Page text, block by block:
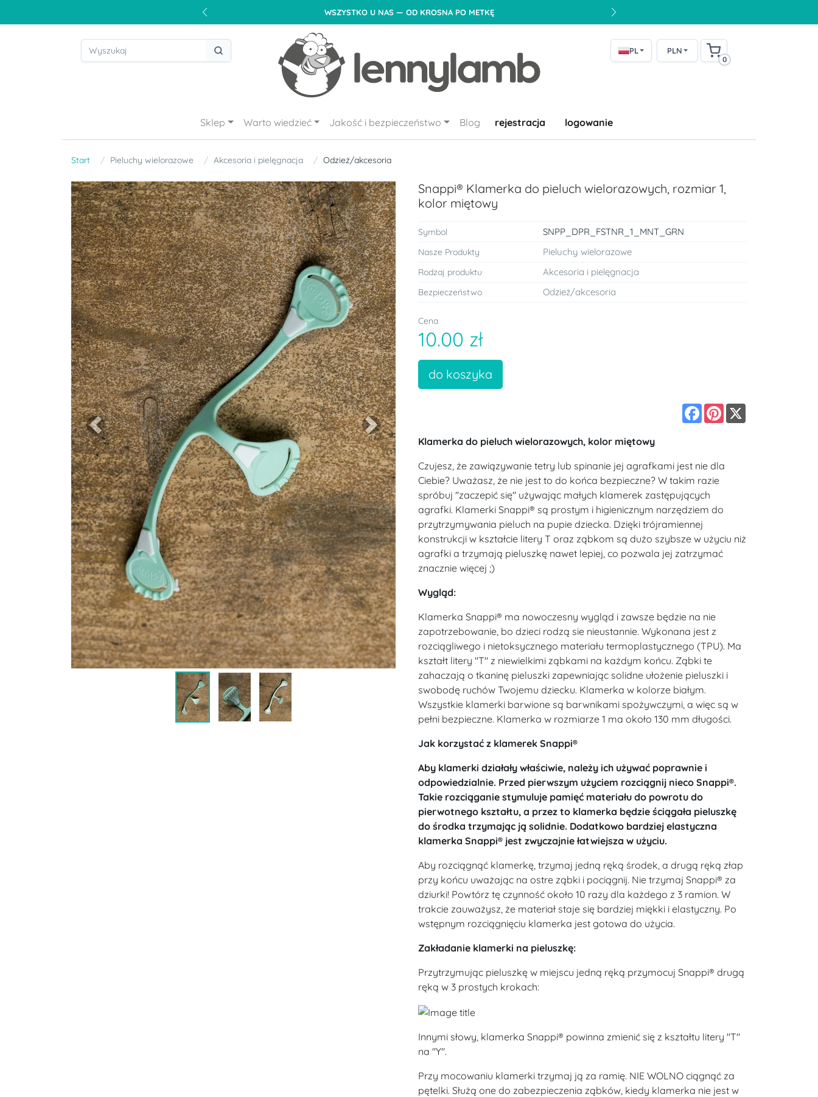
WSZYSTKO U NAS — OD KROSNA PO METKĘ
PL PLN
0
Sklep Warto wiedzieć Jakość i bezpieczeństwo Blog rejestracja logowanie
Start Pieluchy wielorazowe Akcesoria i pielęgnacja Odzież/akcesoria
Previous Next
Snappi® Klamerka do pieluch wielorazowych, rozmiar 1,
kolor miętowy
Symbol SNPP_DPR_FSTNR_1_MNT_GRN
Nasze Produkty Pieluchy wielorazowe
Rodzaj produktu Akcesoria i pielęgnacja
Bezpieczeństwo Odzież/akcesoria
Cena
10.00 zł
do koszyka
Facebook
Pinterest
Klamerka do pieluch wielorazowych, kolor miętowy
Czujesz, że zawiązywanie tetry lub spinanie jej agrafkami jest nie dla
Ciebie? Uważasz, że nie jest to do końca bezpieczne? W takim razie
spróbuj "zaczepić się" używając małych klamerek zastępujących
agrafki. Klamerki Snappi® są prostym i higienicznym narzędziem do
przytrzymywania pieluch na pupie dziecka. Dzięki trójramiennej
konstrukcji w kształcie litery T oraz ząbkom są dużo szybsze w użyciu niż
agrafki a trzymają pieluszkę nawet lepiej, co pozwala jej zatrzymać
znacznie więcej ;)
Wygląd:
Klamerka Snappi® ma nowoczesny wygląd i zawsze będzie na nie
zapotrzebowanie, bo dzieci rodzą sie nieustannie. Wykonana jest z
rozciągliwego i nietoksycznego materiału termoplastycznego (TPU). Ma
kształt litery "T" z niewielkimi ząbkami na każdym końcu. Ząbki te
zahaczają o tkaninę pieluszki zapewniając solidne ułożenie pieluszki i
swobodę ruchów Twojemu dziecku. Klamerka w kolorze białym.
Wszystkie klamerki barwione są barwnikami spożywczymi, a więc są w
pełni bezpieczne. Klamerka w rozmiarze 1 ma około 130 mm długości.
Jak korzystać z klamerek Snappi®
Aby klamerki działały właściwie, należy ich używać poprawnie i
odpowiedzialnie. Przed pierwszym użyciem rozciągnij nieco Snappi®.
Takie rozciąganie stymuluje pamięć materiału do powrotu do
pierwotnego kształtu, a przez to klamerka będzie ściągała pieluszkę
do środka trzymając ją solidnie. Dodatkowo bardziej elastyczna
klamerka Snappi® jest zwyczajnie łatwiejsza w użyciu.
Aby rozciągnąć klamerkę, trzymaj jedną ręką środek, a drugą ręką złap
przy końcu uważając na ostre ząbki i pociągnij. Nie trzymaj Snappi® za
dziurki! Powtórz tę czynność około 10 razy dla każdego z 3 ramion. W
trakcie zauważysz, że materiał staje się bardziej miękki i elastyczny. Po
wstępnym rozciągnięciu klamerka jest gotowa do użycia.
Zakładanie klamerki na pieluszkę:
Przytrzymując pieluszkę w miejscu jedną ręką przymocuj Snappi® drugą
ręką w 3 prostych krokach:
Innymi słowy, klamerka Snappi® powinna zmienić się z kształtu litery "T"
na "Y".
Przy mocowaniu klamerki trzymaj ją za ramię. NIE WOLNO ciągnąć za
pętelki. Służą one do zabezpieczenia ząbków, kiedy klamerka nie jest w